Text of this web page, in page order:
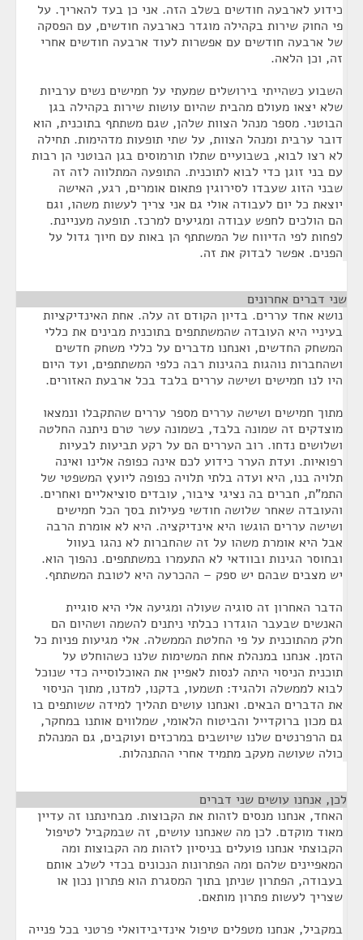
כידוע לארבעה חודשים בשלב הזה. אני כן בעד להאריך. על
פי החוק שירות בקהילה מוגדר כארבעה חודשים, עם הפסקה
של ארבעה חודשים עם אפשרות לעוד ארבעה חודשים אחרי
זה, וכן הלאה.
השבוע כשהייתי בירושלים שמעתי על חמישים נשים ערביות
שלא יצאו מעולם מהבית שהיום עושות שירות בקהילה בגן
הבוטני. מספר מנהל הצוות שלהן, שגם משתתף בתוכנית, הוא
דובר ערבית ומנהל הצוות, על שתי תופעות מדהימות. תחילה
לא רצו לבוא, בשבועיים שתלו תורמוסים בגן הבוטני הן רבות
עם בני זוגן כדי לבוא לתוכנית. התופעה המתלווה לזה זה
שבני הזוג שעבדו לסירוגין פתאום אומרים, רגע, האישה
יוצאת כל יום לעבודה אולי גם אני צריך לעשות משהו, וגם
הם הולכים לחפש עבודה ומגיעים למרכז. תופעה מעניינת.
לפחות לפי הדיווח של המשתתף הן באות עם חיוך גדול על
הפנים. אפשר לבדוק את זה.
שני דברים אחרונים
נושא אחד עררים. בדיון הקודם זה עלה. אחת האינדיקציות
בעיניי היא העובדה שהמשתתפים בתוכנית מבינים את כללי
המשחק החדשים, ואנחנו מדברים על כללי משחק חדשים
ושהחברות נוהגות בהגינות רבה כלפי המשתתפים, ועד היום
היו לנו חמישים ושישה עררים בלבד בכל ארבעת האזורים.
מתוך חמישים ושישה עררים מספר עררים שהתקבלו ונמצאו
מוצדקים זה שמונה בלבד, בשמונה עשר טרם ניתנה החלטה
ושלושים נדחו. רוב העררים הם על רקע תביעות לבעיות
רפואיות. ועדת הערר כידוע לכם אינה כפופה אלינו ואינה
תלויה בנו, היא ועדה בלתי תלויה כפופה ליועץ המשפטי של
התמ"ת, חברים בה נציגי ציבור, עובדים סוציאליים ואחרים.
והעובדה שאחר שלושה חודשי פעילות בסך הכל חמישים
ושישה עררים הוגשו היא אינדיקציה. היא לא אומרת הרבה
אבל היא אומרת משהו על זה שהחברות לא נהגו בעוול
ובחוסר הגינות ובוודאי לא התעמרו במשתתפים. נהפוך הוא.
יש מצבים שבהם יש ספק – ההכרעה היא לטובת המשתתף.
הדבר האחרון זה סוגיה שעולה ומגיעה אלי היא סוגיית
האנשים שבעבר הוגדרו כבלתי ניתנים להשמה ושהיום הם
חלק מהתוכנית על פי החלטת הממשלה. אלי מגיעות פניות כל
הזמן. אנחנו במנהלת אחת המשימות שלנו כשהוחלט על
תוכנית הניסוי היתה לנסות לאפיין את האוכלוסייה כדי שנוכל
לבוא לממשלה ולהגיד: תשמעו, בדקנו, למדנו, מתוך הניסוי
את הדברים הבאים. ואנחנו עושים תהליך למידה ששותפים בו
גם מכון ברוקדייל והביטוח הלאומי, שמלווים אותנו במחקר,
גם הרפרנטים שלנו שיושבים במרכזים ועוקבים, גם המנהלת
כולה שעושה מעקב מתמיד אחרי ההתנהלות.
לכן, אנחנו עושים שני דברים
האחד, אנחנו מנסים לזהות את הקבוצות. מבחינתנו זה עדיין
מאוד מוקדם. לכן מה שאנחנו עושים, זה שבמקביל לטיפול
הקבוצתי אנחנו פועלים בניסיון לזהות מה הקבוצות ומה
המאפיינים שלהם ומה הפתרונות הנכונים בכדי לשלב אותם
בעבודה, הפתרון שניתן בתוך המסגרת הוא פתרון נכון או
שצריך לעשות פתרון מותאם.
במקביל, אנחנו מטפלים טיפול אינדיבידואלי פרטני בכל פנייה